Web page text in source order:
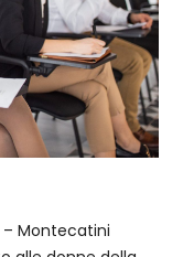
– Montecatini